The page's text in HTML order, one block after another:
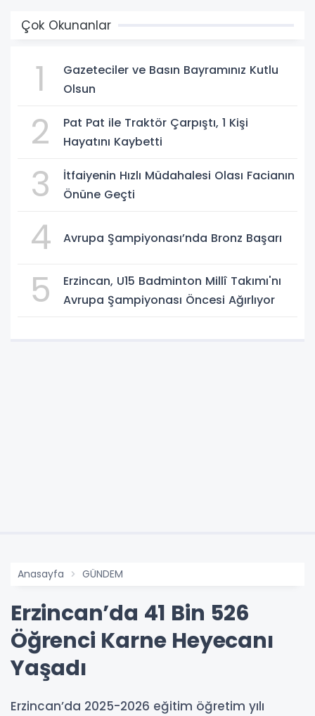
Çok Okunanlar
1
Gazeteciler ve Basın Bayramınız Kutlu
Olsun
2
Pat Pat ile Traktör Çarpıştı, 1 Kişi
Hayatını Kaybetti
3
İtfaiyenin Hızlı Müdahalesi Olası Facianın
Önüne Geçti
4 Avrupa Şampiyonası’nda Bronz Başarı
5
Erzincan, U15 Badminton Millî Takımı'nı
Avrupa Şampiyonası Öncesi Ağırlıyor
Anasayfa GÜNDEM
Erzincan’da 41 Bin 526
Öğrenci Karne Heyecanı
Yaşadı
Erzincan’da 2025-2026 eğitim öğretim yılı